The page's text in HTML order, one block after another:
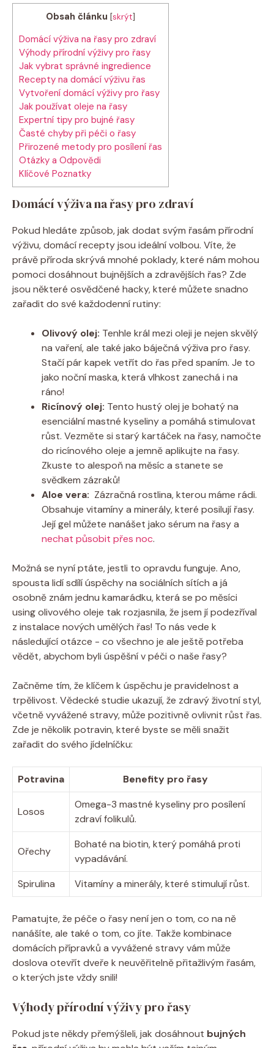
Obsah článku [skrýt]
Domácí výživa na řasy pro zdraví
Výhody přírodní⁣ výživy pro⁣ řasy
Jak vybrat správné‌ ingredience
Recepty na ⁤domácí výživu řas
Vytvoření ⁣domácí výživy pro řasy
Jak používat oleje⁤ na řasy
Expertní‍ tipy pro bujné ‍řasy
Časté chyby⁢ při péči o řasy
Přirozené‍ metody pro posílení řas
Otázky a Odpovědi
Klíčové Poznatky
Domácí výživa na řasy pro zdraví
Pokud hledáte způsob, jak dodat‍ svým řasám přírodní
výživu, domácí recepty jsou ideální volbou. Víte, že
právě příroda skrývá ‌mnohé ‍poklady, které nám mohou
pomoci dosáhnout ‌bujnějších a zdravějších ‌řas? Zde
jsou některé osvědčené⁢ hacky, které ⁣můžete ⁢snadno
zařadit ‍do své ⁣každodenní rutiny:
Olivový‌ olej: Tenhle král mezi oleji‍ je​ nejen skvělý
na vaření, ⁤ale také jako⁢ báječná výživa⁤ pro řasy.‍
Stačí pár kapek vetřít do řas ‍před⁤ spaním.⁤ Je to
jako noční maska, která vlhkost zanechá‍ i na
ráno!
Ricínový olej: Tento‌ hustý ⁤olej ⁢je⁢ bohatý na
esenciální⁣ mastné kyseliny ​a pomáhá stimulovat
růst. Vezměte si starý kartáček na řasy, ‌namočte‍
do ricínového oleje a ‍jemně aplikujte ⁢na ⁤řasy.
Zkuste ​to alespoň ‌na měsíc a‍ stanete⁤ se
svědkem zázraků!
Aloe vera: ‍ Zázračná rostlina, kterou máme rádi.‌
Obsahuje vitamíny⁣ a minerály, které posilují řasy.
Její gel můžete ⁤nanášet​ jako sérum ⁤na řasy a
nechat působit přes noc.
Možná⁣ se nyní​ ptáte, jestli to opravdu funguje. Ano,
spousta lidí sdílí úspěchy​ na sociálních sítích a já
osobně znám jednu kamarádku, ‌která⁢ se po měsíci
using olivového oleje⁤ tak rozjasnila, že ⁤jsem jí ​podezříval
z instalace nových⁣ umělých řas! To nás ⁢vede k
následující otázce ⁤- co všechno ‍je ale ještě potřeba
vědět,‌ abychom byli úspěšní v péči o naše ‍řasy?
Začněme⁣ tím, ⁣že ‌klíčem​ k úspěchu je pravidelnost a
trpělivost. Vědecké‌ studie ukazují, že ⁢zdravý životní styl,
včetně⁣ vyvážené stravy, může pozitivně ⁣ovlivnit​ růst řas.
​Zde je několik potravin,⁢ které byste se ⁢měli snažit
zařadit do svého jídelníčku:
Potravina Benefity pro řasy
Losos
Omega-3 mastné⁢ kyseliny pro posílení
zdraví‌ folikulů.
Ořechy
Bohaté na⁣ biotin,‌ který⁤ pomáhá proti
vypadávání.
Spirulina
Vitamíny a‍ minerály, které stimulují⁣ růst.
Pamatujte, že ‍péče o‍ řasy ‍není ‌jen o tom, co ‍na ně
nanášíte, ale také o tom, co jíte.​ Takže kombinace
domácích přípravků a vyvážené stravy‍ vám může
doslova otevřít dveře k neuvěřitelně přitažlivým řasám,
o kterých⁤ jste vždy snili!
Výhody přírodní⁣ výživy pro⁣ řasy
Pokud jste někdy ​přemýšleli, jak dosáhnout bujných